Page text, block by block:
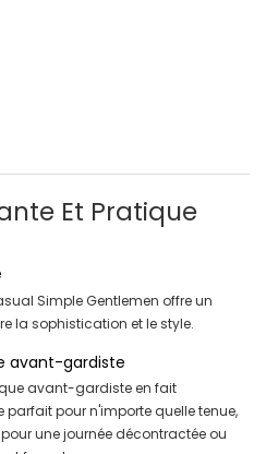
Et Pratique
Simple Gentlemen offre un
la sophistication et le style.
avant-gardiste
avant-gardiste en fait
parfait pour n'importe quelle tenue,
une journée décontractée ou